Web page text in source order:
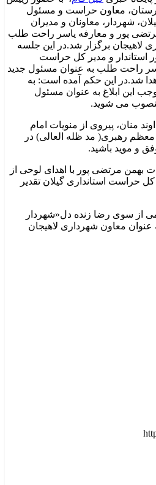
معاون حراست و مسئول
شهردار، معاونان و مدیران
پور و معارفه یاسر راحت طلب
برگزار شد.در این جلسه
و مدیر کل حراست
راحت طلب به عنوان مسئول جدید
شد.در این حکم آمده است: به
این ابلاغ به عنوان مسئول
می شوید.
منان، پیروی از منویات امام
رهبری( مد ظله العالی) در
و موید باشید.
بهمن مرتضی پور با اهدای لوحی از
حراست استانداری گیلان تقدیر
از سوی رضا زنده دل«شهردار
عنوان معاون شهرداری لاهیجان